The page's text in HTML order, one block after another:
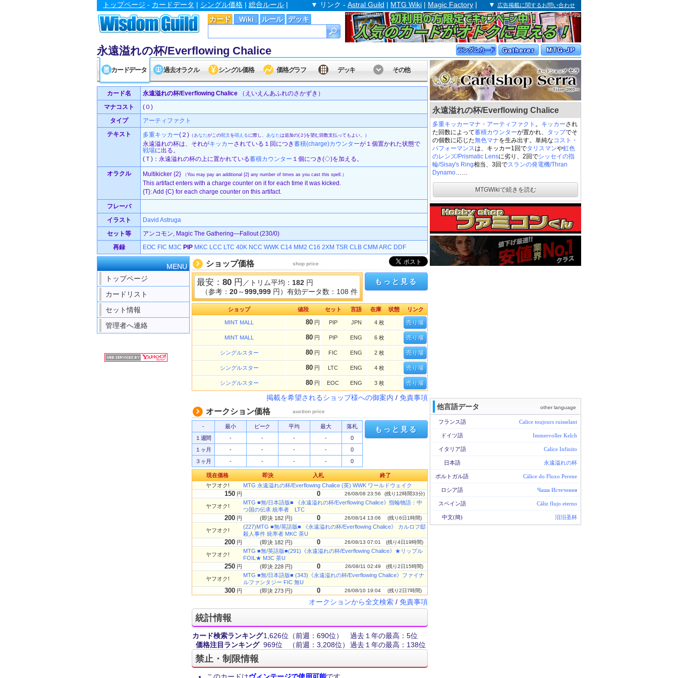
カード Wiki ルール デッキ
トップページ - カードデータ | シングル価格 | 総合ルール | ▼ リンク - Astral Guild | MTG Wiki | Magic Factory | ▼ 広告掲載に関するお問い合わせ
永遠溢れの杯/Everflowing Chalice
永遠溢れの杯/Everflowing Chalice
多重キッカーマナ・アーティファクト 。 キッカーされ
た回数によって蓄積カウンターが置かれ、 タップでそ
の個数に応じた無色マナを生み出す。単純なコスト・
パフォーマンスは、キッカー1回でタリスマンや虹色
のレンズ/Prismatic Lensに劣り、2回でシッセイの指
輪/Sisay's Ring相当、3回でスランの発電機/Thran
Dynamo……
MTGWikiで続きを読む
他言語データ other language
フランス語 Calice toujours ruisselant
ドイツ語 Immervoller Kelch
イタリア語 Calice Infinito
日本語 永遠溢れの杯
ポルトガル語 Cálice do Fluxo Perene
ロシア語 Чаша Истечения
スペイン語 Cáliz flujo eterno
中文(簡) 汨汨圣杯
カードデータ 過去オラクル シングル価格 価格グラフ デッキ その他
カード名 永遠溢れの杯/Everflowing Chalice （えいえんあふれのさかずき）
マナコスト
(０)
タイプ
アーティファクト
テキスト
多重キッカー(２) （あなたがこの呪文を唱えるに際し、 あなたは追加の(２)を望む回数支払ってもよい。）
永遠溢れの杯は、それがキッカーされている１回につき蓄積(charge)カウンターが１個置かれた状態で
戦場に出る。
(Ｔ)：永遠溢れの杯の上に置かれている蓄積カウンター １個につき(◇)を加える。
オラクル Multikicker {2} （You may pay an additional {2} any number of times as you cast this spell.）
This artifact enters with a charge counter on it for each time it was kicked.
{T}: Add {C} for each charge counter on this artifact.
フレーバ
イラスト
David Astruga
セット等
アンコモン, Magic The Gathering—Fallout (230/0)
再録
EOC FIC M3C PIP MKC LCC LTC 40K NCC WWK C14 MM2 C16 2XM TSR CLB CMM ARC DDF
MENU
トップページ
カードリスト
セット情報
管理者へ連絡
ショップ価格 shop price
最安： 80 円 ／トリム平均： 182 円
（参考： 20～999,999 円）有効データ数：108 件
もっと見る
ショップ 値段 セット 言語 在庫 状態 リンク
MINT MALL 80 円 PIP JPN 4 枚 売り場
MINT MALL 80 円 PIP ENG 6 枚 売り場
シングルスター 80 円 FIC ENG 2 枚 売り場
シングルスター 80 円 LTC ENG 4 枚 売り場
シングルスター 80 円 EOC ENG 3 枚 売り場
掲載を希望されるショップ様への御案内 / 免責事項
オークション価格 auction price
- 最小 ピーク 平均 最大
落札
１週間
- - - -
0
１ヶ月
- - - -
0
３ヶ月
- - - - 0
もっと見る
現在価格 即決 入札
終了
ヤフオク!
MTG 永遠溢れの杯/Everflowing Chalice (英) WWK ワールドウェイク
150 円 0 26/08/08 23:56 (残り12時間33分)
ヤフオク!
MTG ■無/日本語版■ 《永遠溢れの杯/Everflowing Chalice》指輪物語：中
つ国の伝承 統率者 LTC
200 円 (即決 182 円) 0 26/08/14 13:06 (残り6日1時間)
ヤフオク!
(227)MTG ■無/英語版■ 《永遠溢れの杯/Everflowing Chalice》 カルロフ邸
殺人事件 統率者 MKC 茶U
200 円 (即決 182 円) 0 26/08/13 07:01 (残り4日19時間)
ヤフオク!
MTG ■無/英語版■(291)《永遠溢れの杯/Everflowing Chalice》★リップル
FOIL★ M3C 茶U
250 円 (即決 228 円) 0 26/08/11 02:49 (残り2日15時間)
ヤフオク!
MTG ■無/日本語版■ (343)《永遠溢れの杯/Everflowing Chalice》ファイナ
ルファンタジー FIC 無U
300 円 (即決 273 円) 0 26/08/10 19:04 (残り2日7時間)
オークションから全文検索 / 免責事項
統計情報
カード検索ランキング1,626位 （前週：690位）
過去１年の最高：5位
価格注目ランキング 969位 （前週：3,208位） 過去１年の最高：138位
禁止・制限情報